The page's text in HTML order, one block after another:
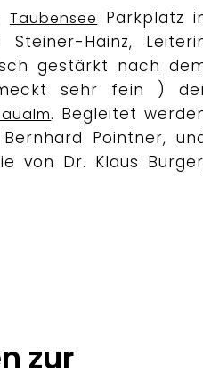
Taubensee Parkplatz
Hainz,
gestärkt nach
sehr fein )
. Begleitet
Pointner,
von Dr. Klaus
zur